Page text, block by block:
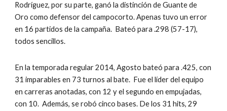
Rodríguez, por su parte, ganó la distinción de Guante de
Oro como defensor del campocorto. Apenas tuvo un error
en 16 partidos de la campaña.  Bateó para .298 (57-17),
todos sencillos.
En la temporada regular 2014, Agosto bateó para .425, con
31 imparables en 73 turnos al bate.  Fue el líder del equipo
en carreras anotadas, con 12 y el segundo en empujadas,
con 10.  Además, se robó cinco bases. De los 31 hits, 29